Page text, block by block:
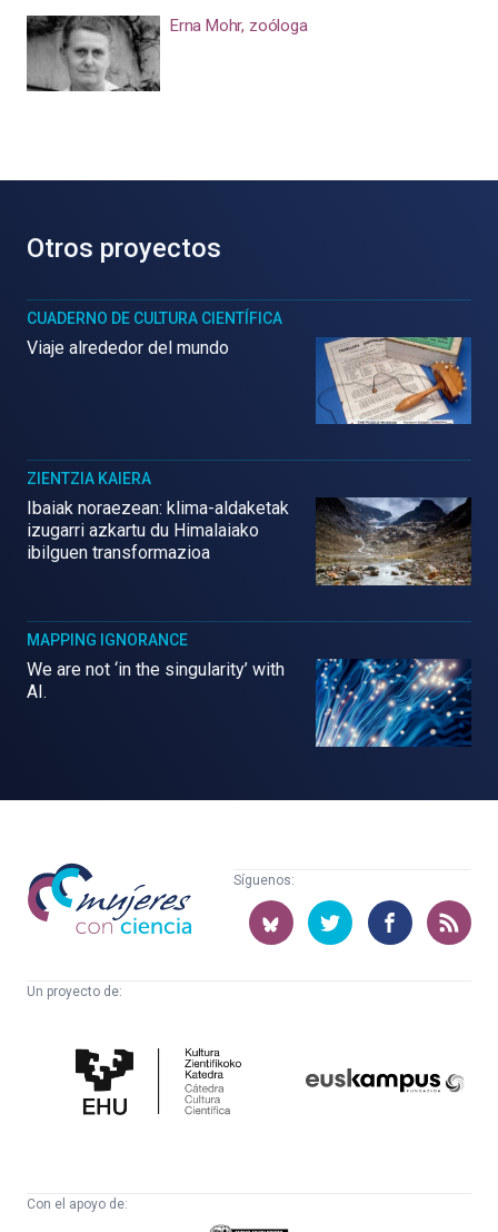
Erna Mohr, zoóloga
Otros proyectos
CUADERNO DE CULTURA CIENTÍFICA
Viaje alrededor del mundo
ZIENTZIA KAIERA
Ibaiak noraezean: klima-aldaketak
izugarri azkartu du Himalaiako
ibilguen transformazioa
MAPPING IGNORANCE
We are not ‘in the singularity’ with
AI.
Mujeres
con
ciencia
Síguenos:
Un proyecto de:
Cultura
Científica
Con el apoyo de: